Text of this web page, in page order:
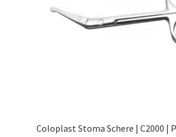
Coloplast Stoma Schere | C2000 |